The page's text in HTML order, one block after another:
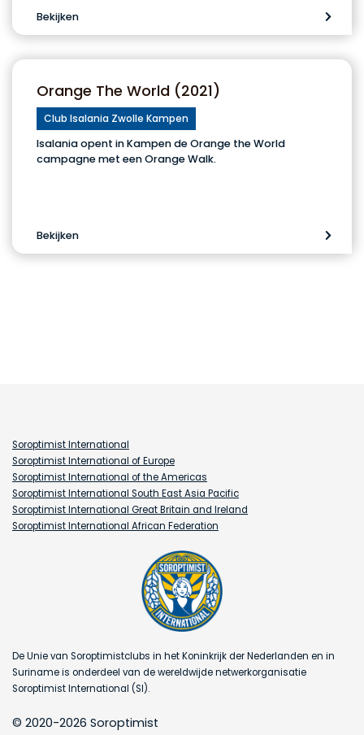
Bekijken
Orange The World (2021)
Club Isalania Zwolle Kampen
Isalania opent in Kampen de Orange the World
campagne met een Orange Walk.
Bekijken
Soroptimist International
Soroptimist International of Europe
Soroptimist International of the Americas
Soroptimist International South East Asia Pacific
Soroptimist International Great Britain and Ireland
Soroptimist International African Federation
De Unie van Soroptimistclubs in het Koninkrijk der Nederlanden en in
Suriname is onderdeel van de wereldwijde netwerkorganisatie
Soroptimist International (SI).
© 2020-2026 Soroptimist